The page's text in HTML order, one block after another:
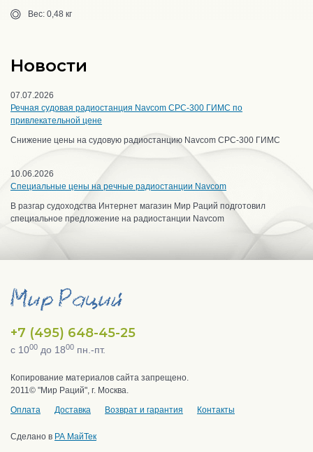
Вес: 0,48 кг
Новости
07.07.2026
Речная судовая радиостанция Navcom CPC-300 ГИМС по
привлекательной цене
Снижение цены на судовую радиостанцию Navcom CPC-300 ГИМС
10.06.2026
Специальные цены на речные радиостанции Navcom
В разгар судоходства Интернет магазин Мир Раций подготовил
специальное предложение на радиостанции Navcom
+7 (495) 648-45-25
с 1000 до 1800 пн.-пт.
Копирование материалов сайта запрещено.
2011© "Мир Раций", г. Москва.
Оплата
Доставка Возврат и гарантия Контакты
Сделано в РА МайТек